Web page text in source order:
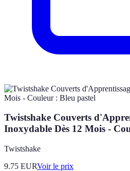
Twistshake Couverts
Inoxydable Dès 12 Mois -
Twistshake
9.75 EURVoir le prix